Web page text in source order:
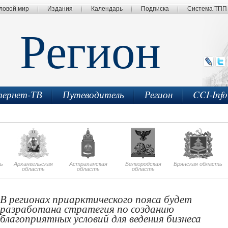
мир Издания Календарь Подписка Система
Регион
ТВ Путеводитель Регион CCI-
Архангельская
область
Астраханская
область
Белгородская
область
Брянская область
В регионах приарктического пояса будет
разработана стратегия по созданию
благоприятных условий для ведения бизнеса